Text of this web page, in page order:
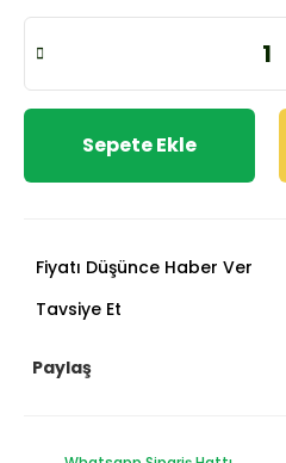
Sepete Ekle
Fiyatı Düşünce Haber Ver
Tavsiye Et
Paylaş